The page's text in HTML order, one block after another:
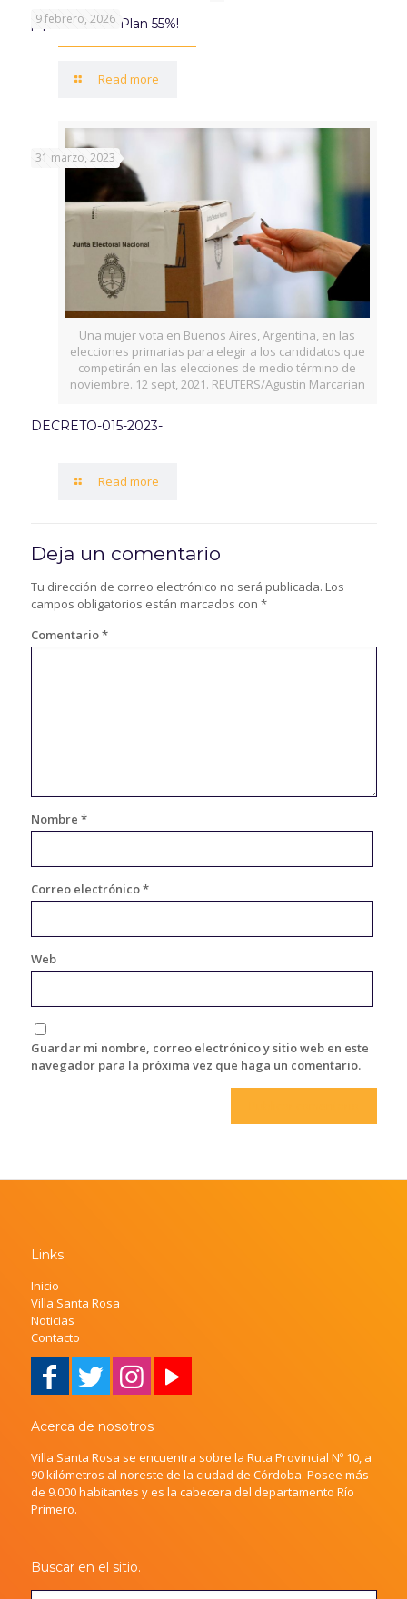
9 febrero, 2026
¡Aprovechá el Plan 55%!
Read more
Una mujer vota en Buenos Aires, Argentina, en las
elecciones primarias para elegir a los candidatos que
competirán en las elecciones de medio término de
noviembre. 12 sept, 2021. REUTERS/Agustin Marcarian
31 marzo, 2023
DECRETO-015-2023-
Read more
Deja un comentario
Tu dirección de correo electrónico no será publicada. Los
campos obligatorios están marcados con *
Comentario*
Nombre *
Correo electrónico*
Web
Guardar mi nombre, correo electrónico y sitio web en este
navegador para la próxima vez que haga un comentario.
Links
Inicio
Villa Santa Rosa
Noticias
Contacto
Acerca de nosotros
Villa Santa Rosa se encuentra sobre la Ruta Provincial Nº 10, a
90 kilómetros al noreste de la ciudad de Córdoba. Posee más
de 9.000 habitantes y es la cabecera del departamento Río
Primero.
Buscar en el sitio.